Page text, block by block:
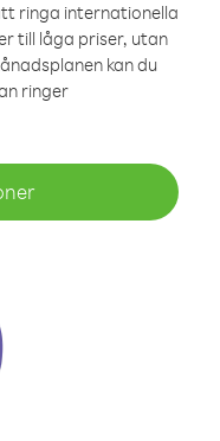
ringa internationella
till låga priser, utan
kan du
ringer